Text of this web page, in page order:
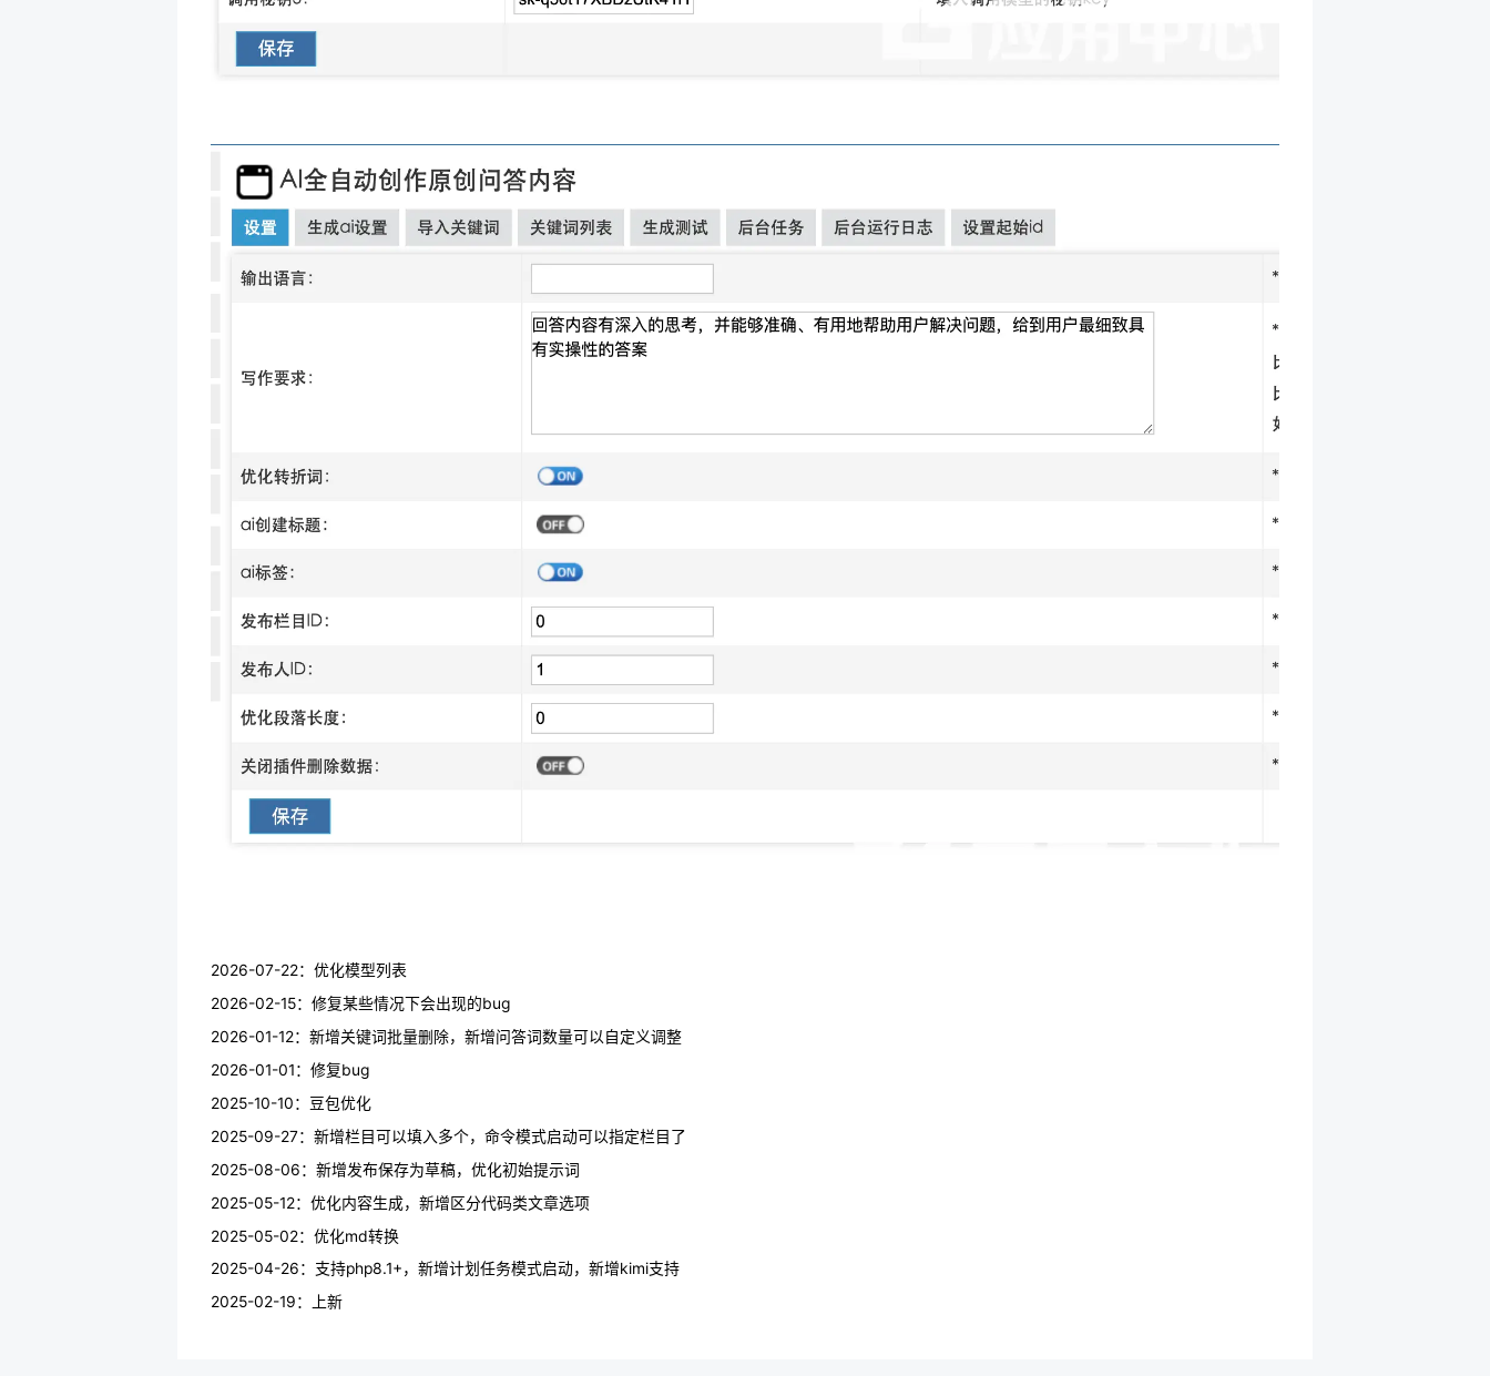
2026-07-22：优化模型列表
2026-02-15：修复某些情况下会出现的bug
2026-01-12：新增关键词批量删除，新增问答词数量可以自定义调整
2026-01-01：修复bug
2025-10-10：豆包优化
2025-09-27：新增栏目可以填入多个，命令模式启动可以指定栏目了
2025-08-06：新增发布保存为草稿，优化初始提示词
2025-05-12：优化内容生成，新增区分代码类文章选项
2025-05-02：优化md转换
2025-04-26：支持php8.1+，新增计划任务模式启动，新增kimi支持
2025-02-19：上新